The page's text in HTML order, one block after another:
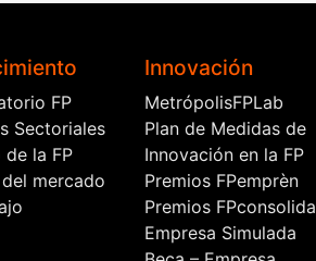
FP
Sectoriales
de la FP
mercado
Innovación
MetrópolisFPLab
Plan de Medidas de
Innovación en la FP
Premios FPemprèn
Premios FPconsolida
Empresa Simulada